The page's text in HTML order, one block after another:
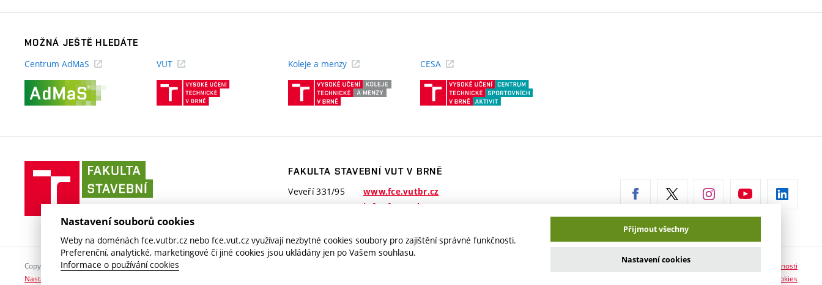
MOŽNÁ JEŠTĚ HLEDÁTE
Centrum AdMaS
VUT
(externí
Koleje a menzy
(externí
CESA
stavební
VUT
Brně
FAKULTA STAVEBNÍ VUT V BRNĚ
Veveří 331/95
www.fce.vutbr.cz
info@fce.vutbr.cz
Copyright © 2026 VUT v Brně
Nastavení cookies
Prohlášení o přístupnosti
Informace o používání cookies
Nastavení souborů cookies
Weby na doménách fce.vutbr.cz nebo fce.vut.cz využívají nezbytné cookies soubory pro zajištění správné funkčnosti.
Preferenční, analytické, marketingové či jiné cookies jsou ukládány jen po Vašem souhlasu.
Informace o používání cookies
Přijmout všechny
Nastavení cookies